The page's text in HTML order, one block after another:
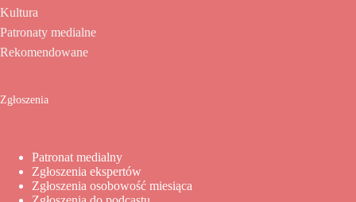
Kultura
Patronaty medialne
Rekomendowane
Zgłoszenia
Patronat medialny
Zgłoszenia ekspertów
Zgłoszenia osobowość miesiąca